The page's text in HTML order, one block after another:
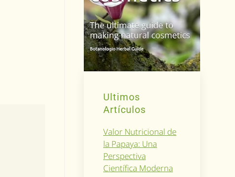
Ultimos
Artículos
Valor Nutricional de
la Papaya: Una
Perspectiva
Científica Moderna